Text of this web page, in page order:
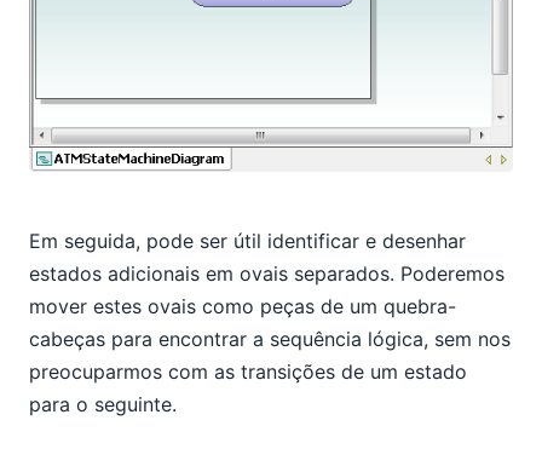
Em seguida, pode ser útil identificar e desenhar
estados adicionais em ovais separados. Poderemos
mover estes ovais como peças de um quebra-
cabeças para encontrar a sequência lógica, sem nos
preocuparmos com as transições de um estado
para o seguinte.